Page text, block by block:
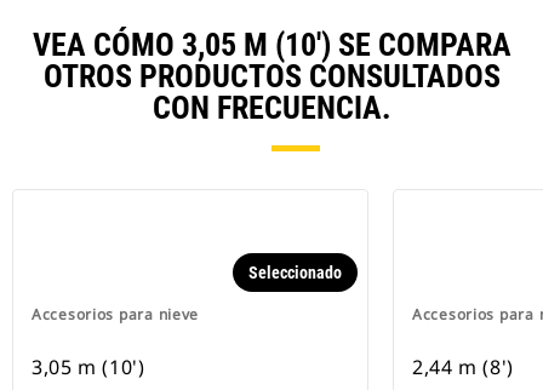
VEA CÓMO 3,05 M (10') SE COMPARA
OTROS PRODUCTOS CONSULTADOS
CON FRECUENCIA.
Accesorios para nieve
Seleccionado
3,05 m (10')
Accesorios para
2,44 m (8')